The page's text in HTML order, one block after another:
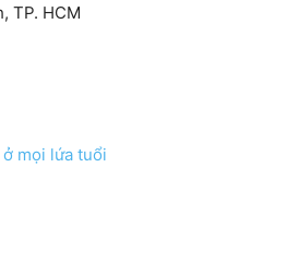
TP. HCM
mọi lứa tuổi